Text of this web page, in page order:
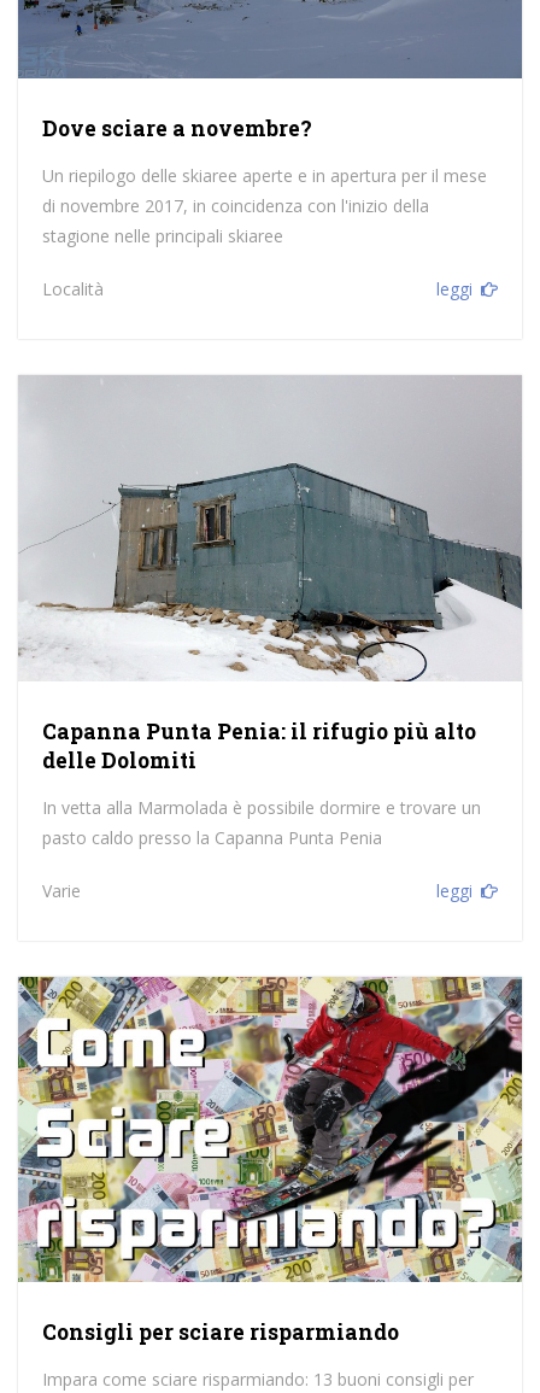
Dove sciare a novembre?
Un riepilogo delle skiaree aperte e in apertura per il mese
di novembre 2017, in coincidenza con l'inizio della
stagione nelle principali skiaree
Località leggi
Capanna Punta Penia: il rifugio più alto
delle Dolomiti
In vetta alla Marmolada è possibile dormire e trovare un
pasto caldo presso la Capanna Punta Penia
Varie leggi
Consigli per sciare risparmiando
Impara come sciare risparmiando: 13 buoni consigli per